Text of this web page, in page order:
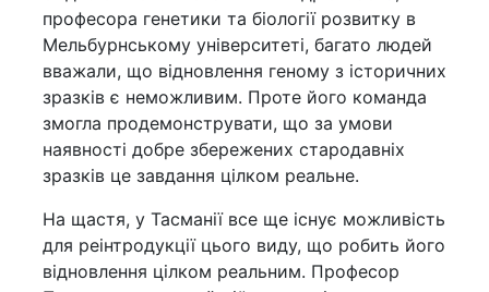
професора генетики та біології розвитку в
Мельбурнському університеті, багато людей
вважали, що відновлення геному з історичних
зразків є неможливим. Проте його команда
змогла продемонструвати, що за умови
наявності добре збережених стародавніх
зразків це завдання цілком реальне.
На щастя, у Тасманії все ще існує можливість
для реінтродукції цього виду, що робить його
відновлення цілком реальним. Професор